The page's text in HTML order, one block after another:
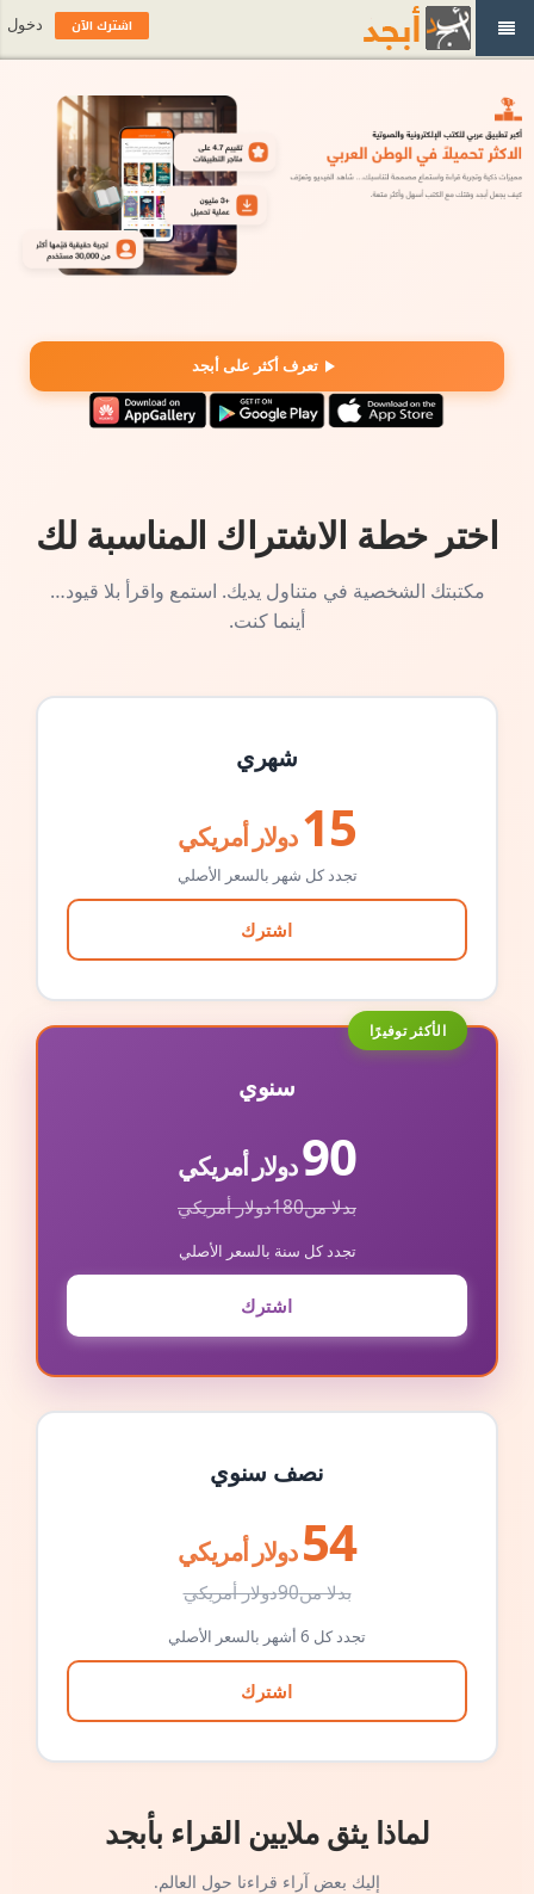
تعرف أكثر على أبجد
اختر خطة الاشتراك المناسبة لك
مكتبتك الشخصية في متناول يديك. استمع واقرأ بلا قيود…
أينما كنت.
شهري
15 دولار أمريكي
تجدد كل شهر بالسعر الأصلي
اشترك
الأكثر توفيرًا
سنوي
90دولار أمريكي
بدلا من180دولار أمريكي
تجدد كل سنة بالسعر الأصلي
اشترك
نصف سنوي
54 دولار أمريكي
بدلا من90دولار أمريكي
تجدد كل 6 أشهر بالسعر الأصلي
اشترك
لماذا يثق ملايين القراء بأبجد
إليك بعض آراء قراءنا حول العالم.
اشترك الآن دخول